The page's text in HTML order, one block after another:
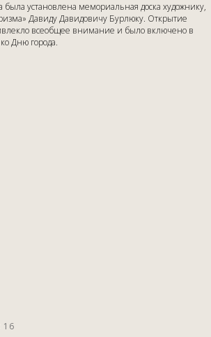
была установлена мемориальная доска художнику,
Давиду Давидовичу Бурлюку. Открытие
всеобщее внимание и было включено в
Дню города.
16